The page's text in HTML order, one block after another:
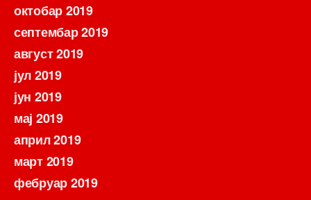
октобар 2019
септембар 2019
август 2019
јул 2019
јун 2019
мај 2019
април 2019
март 2019
фебруар 2019